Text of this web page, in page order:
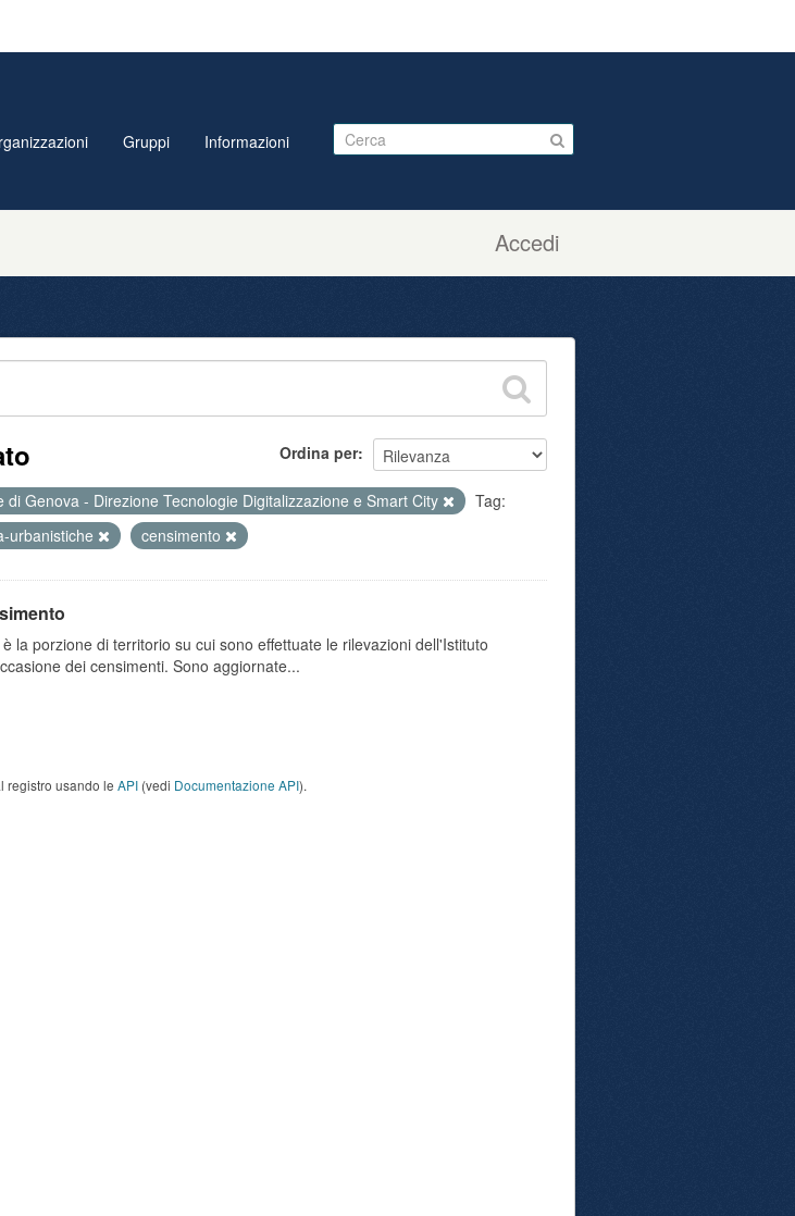
Accedi
Gruppi Informazioni
Ordina per
di Genova - Direzione Tecnologie Digitalizzazione e Smart City
Tag:
urbanistiche censimento
la porzione di territorio su cui sono effettuate le rilevazioni dell'Istituto
dei censimenti. Sono aggiornate...
registro usando le API (vedi Documentazione API).